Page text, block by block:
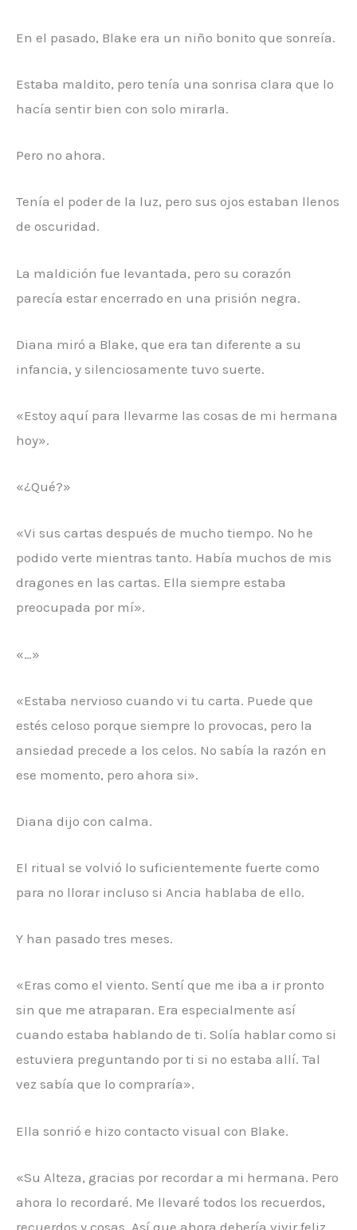
En el pasado, Blake era un niño bonito que sonreía.
Estaba maldito, pero tenía una sonrisa clara que lo
hacía sentir bien con solo mirarla.
Pero no ahora.
Tenía el poder de la luz, pero sus ojos estaban llenos
de oscuridad.
La maldición fue levantada, pero su corazón
parecía estar encerrado en una prisión negra.
Diana miró a Blake, que era tan diferente a su
infancia, y silenciosamente tuvo suerte.
«Estoy aquí para llevarme las cosas de mi hermana
hoy».
«¿Qué?»
«Vi sus cartas después de mucho tiempo. No he
podido verte mientras tanto. Había muchos de mis
dragones en las cartas. Ella siempre estaba
preocupada por mí».
«…»
«Estaba nervioso cuando vi tu carta. Puede que
estés celoso porque siempre lo provocas, pero la
ansiedad precede a los celos. No sabía la razón en
ese momento, pero ahora si».
Diana dijo con calma.
El ritual se volvió lo suficientemente fuerte como
para no llorar incluso si Ancia hablaba de ello.
Y han pasado tres meses.
«Eras como el viento. Sentí que me iba a ir pronto
sin que me atraparan. Era especialmente así
cuando estaba hablando de ti. Solía ​​hablar como si
estuviera preguntando por ti si no estaba allí. Tal
vez sabía que lo compraría».
Ella sonrió e hizo contacto visual con Blake.
«Su Alteza, gracias por recordar a mi hermana. Pero
ahora lo recordaré. Me llevaré todos los recuerdos,
recuerdos y cosas. Así que ahora debería vivir feliz.